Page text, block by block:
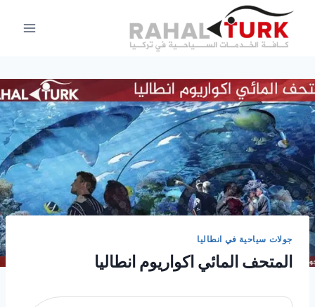
التجاوز
المحتوى
جولات سياحية في انطاليا
المتحف المائي اكواريوم انطاليا